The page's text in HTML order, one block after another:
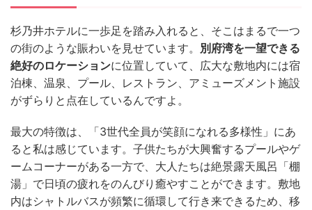
杉乃井ホテルに一歩足を踏み入れると、そこはまるで一つ
の街のような賑わいを見せています。 別府湾を一望できる
絶好のロケーションに位置していて、広大な敷地内には宿
泊棟、温泉、プール、レストラン、アミューズメント施設
がずらりと点在しているんですよ。
最大の特徴は、「3世代全員が笑顔になれる多様性」にあ
ると私は感じています。子供たちが大興奮するプールやゲ
ームコーナーがある一方で、大人たちは絶景露天風呂「棚
湯」で日頃の疲れをのんびり癒やすことができます。敷地
内はシャトルバスが頻繁に循環して行き来できるため、移